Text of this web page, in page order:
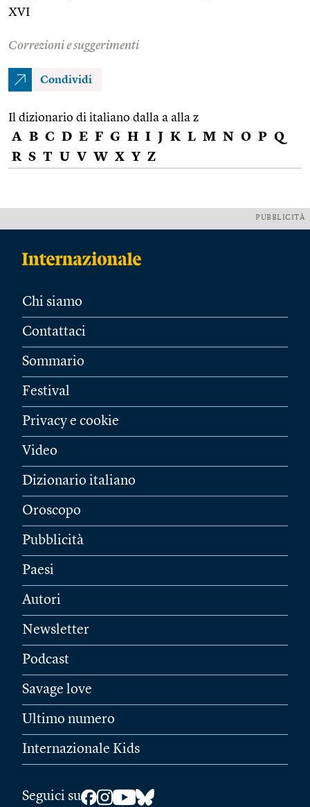
XVI
Correzioni e suggerimenti
Condividi
Il dizionario di italiano dalla a alla z
A B C D E F G H I J K L M N O P Q
R S T U V W X Y Z
PUBBLICITÀ
Chi siamo
Contattaci
Sommario
Festival
Privacy e cookie
Video
Dizionario italiano
Oroscopo
Pubblicità
Paesi
Autori
Newsletter
Podcast
Savage love
Ultimo numero
Internazionale Kids
Seguici su